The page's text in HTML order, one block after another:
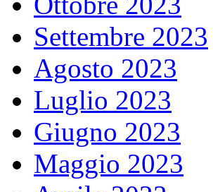
Settembre 2023
Agosto 2023
Luglio 2023
Giugno 2023
Maggio 2023